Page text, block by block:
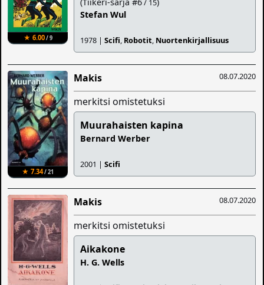
★ 6.00/ 9
/ 15
Stefan Wul
1978 |Scifi, Robotit, Nuortenkirjallisuus
★ 7.34/ 21
08.07.2020
Makis
merkitsi omistetuksi
Muurahaisten kapina
Bernard Werber
2001 |Scifi
08.07.2020
Makis
merkitsi omistetuksi
Aikakone
H. G. Wells